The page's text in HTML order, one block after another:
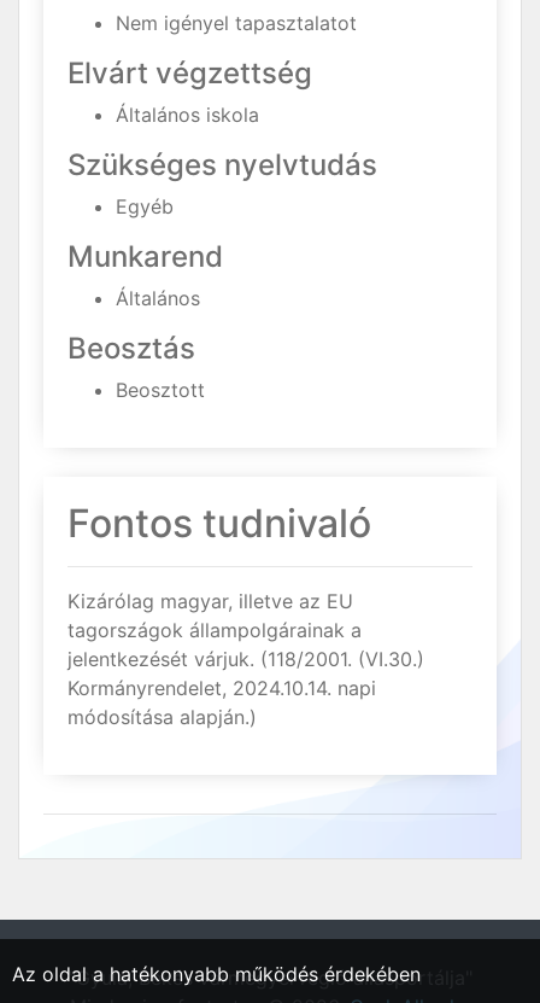
Nem igényel tapasztalatot
Elvárt végzettség
Általános iskola
Szükséges nyelvtudás
Egyéb
Munkarend
Általános
Beosztás
Beosztott
Fontos tudnivaló
Kizárólag magyar, illetve az EU
tagországok állampolgárainak a
jelentkezését várjuk. (118/2001. (VI.30.)
Kormányrendelet, 2024.10.14. napi
módosítása alapján.)
"Gyula, Békés vármegyei régió állásportálja"
Az oldal a hatékonyabb működés érdekében